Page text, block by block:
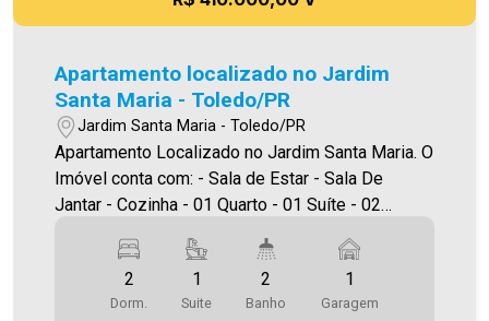
Apartamento localizado no Jardim
Santa Maria - Toledo/PR
Jardim Santa Maria - Toledo/PR
Apartamento Localizado no Jardim Santa Maria. O
Imóvel conta com: - Sala de Estar - Sala De
Jantar - Cozinha - 01 Quarto - 01 Suíte - 02
vaga de garagem - Sacada com churrasqueira
Área privativa 70,45m² A Imobiliária Ativa conta
hoje com uma das maiores carteiras de imóveis
2
Dorm.
1
Suite
2
Banho
1
Garagem